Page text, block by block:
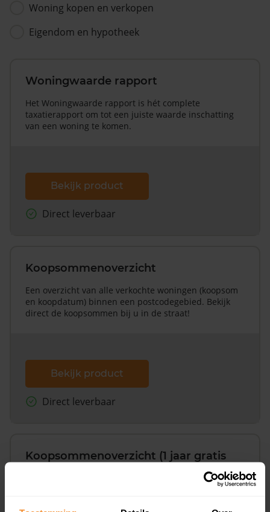
Woning kopen en verkopen
Eigendom en hypotheek
Woningwaarde rapport
Het Woningwaarde rapport is hét complete
taxatierapport om tot een juiste waarde inschatting
van een woning te komen.
Bekijk product
Direct leverbaar
Koopsommenoverzicht
Een overzicht van alle verkochte woningen (koopsom
en koopdatum) binnen een postcodegebied. Bekijk
direct de koopsommen bij u in de straat!
Bekijk product
Direct leverbaar
Koopsommenoverzicht (1 jaar gratis